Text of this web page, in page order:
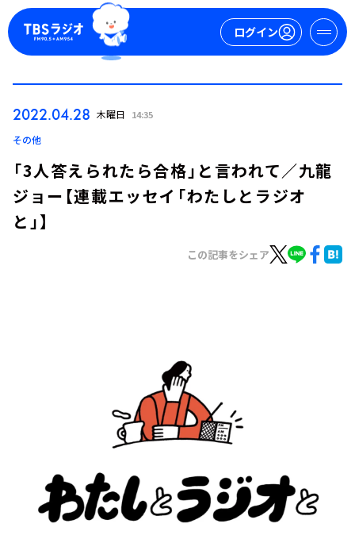
ログイン
2022.04.28 木曜日 14:35
その他
「3人答えられたら合格」と言われて／九龍
ジョー【連載エッセイ「わたしとラジオ
と」】
この記事をシェア